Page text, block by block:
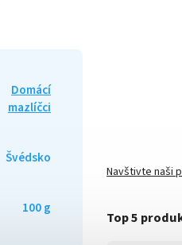
Navštivte naši
Top 5
Domácí
mazlíčci
Švédsko
100 g